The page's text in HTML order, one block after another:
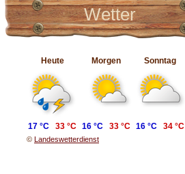
Wetter
Heute Morgen Sonntag
© Landeswetterdienst
17 °C 33 °C 16 °C 33 °C 16 °C 34 °C